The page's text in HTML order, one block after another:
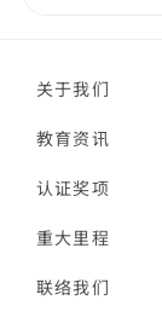
关于我们
教育资讯
认证奖项
重大里程
联络我们